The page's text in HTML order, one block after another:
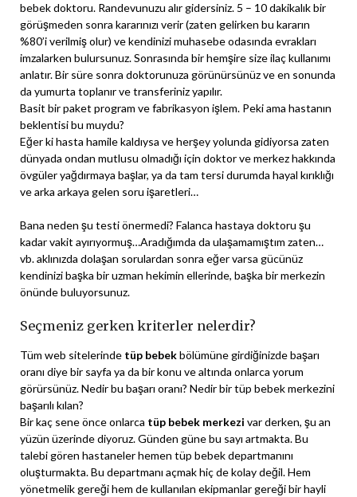
bebek doktoru. Randevunuzu alır gidersiniz. 5 – 10 dakikalık bir
görüşmeden sonra kararınızı verir (zaten gelirken bu kararın
%80’i verilmiş olur) ve kendinizi muhasebe odasında evrakları
imzalarken bulursunuz. Sonrasında bir hemşire size ilaç kullanımı
anlatır. Bir süre sonra doktorunuza görünürsünüz ve en sonunda
da yumurta toplanır ve transferiniz yapılır.
Basit bir paket program ve fabrikasyon işlem. Peki ama hastanın
beklentisi bu muydu?
Eğer ki hasta hamile kaldıysa ve herşey yolunda gidiyorsa zaten
dünyada ondan mutlusu olmadığı için doktor ve merkez hakkında
övgüler yağdırmaya başlar, ya da tam tersi durumda hayal kırıklığı
ve arka arkaya gelen soru işaretleri…
Bana neden şu testi önermedi? Falanca hastaya doktoru şu
kadar vakit ayırıyormuş…Aradığımda da ulaşamamıştım zaten…
vb. aklınızda dolaşan sorulardan sonra eğer varsa gücünüz
kendinizi başka bir uzman hekimin ellerinde, başka bir merkezin
önünde buluyorsunuz.
Seçmeniz gerken kriterler nelerdir?
Tüm web sitelerinde tüp bebekbölümüne girdiğinizde başarı
oranı diye bir sayfa ya da bir konu ve altında onlarca yorum
görürsünüz. Nedir bu başarı oranı? Nedir bir tüp bebek merkezini
başarılı kılan?
Bir kaç sene önce onlarca tüp bebek merkezi var derken, şu an
yüzün üzerinde diyoruz. Günden güne bu sayı artmakta. Bu
talebi gören hastaneler hemen tüp bebek departmanını
oluşturmakta. Bu departmanı açmak hiç de kolay değil. Hem
yönetmelik gereği hem de kullanılan ekipmanlar gereği bir hayli